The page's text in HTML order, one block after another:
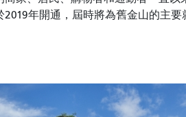
2019年開通，屆時將為舊金山的主